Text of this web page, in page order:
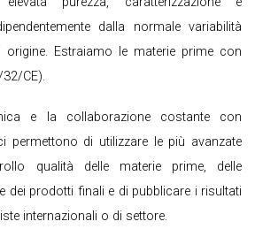
dalla normale variabilità
origine. Estraiamo le materie prime con
CE).
e la collaborazione costante con
permettono di utilizzare le più avanzate
qualità delle materie prime, delle
dei prodotti finali e di pubblicare i risultati
internazionali o di settore.